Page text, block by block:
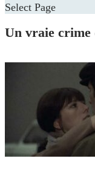
Select Page
Un vraie crime